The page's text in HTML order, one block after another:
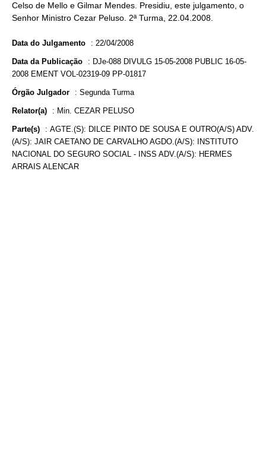
Celso de Mello e Gilmar Mendes. Presidiu, este julgamento, o
Senhor Ministro Cezar Peluso. 2ª Turma, 22.04.2008.
Data do Julgamento : 22/04/2008
Data da Publicação : DJe-088 DIVULG 15-05-2008 PUBLIC 16-05-
2008 EMENT VOL-02319-09 PP-01817
Órgão Julgador : Segunda Turma
Relator(a) : Min. CEZAR PELUSO
Parte(s) : AGTE.(S): DILCE PINTO DE SOUSA E OUTRO(A/S) ADV.
(A/S): JAIR CAETANO DE CARVALHO AGDO.(A/S): INSTITUTO
NACIONAL DO SEGURO SOCIAL - INSS ADV.(A/S): HERMES
ARRAIS ALENCAR